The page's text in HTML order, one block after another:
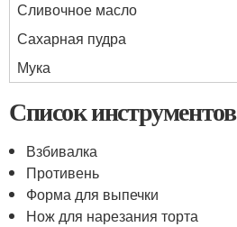
Сливочное масло
Сахарная пудра
Мука
Список инструментов
Взбивалка
Противень
Форма для выпечки
Нож для нарезания торта